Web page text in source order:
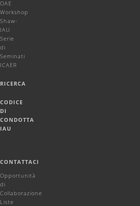
OAE
Workshop
Shaw-
IAU
Serie
di
Seminati
ICAER
RICERCA
CODICE
DI
CONDOTTA
IAU
CONTATTACI
Opportunità
di
Collaborazione
Liste